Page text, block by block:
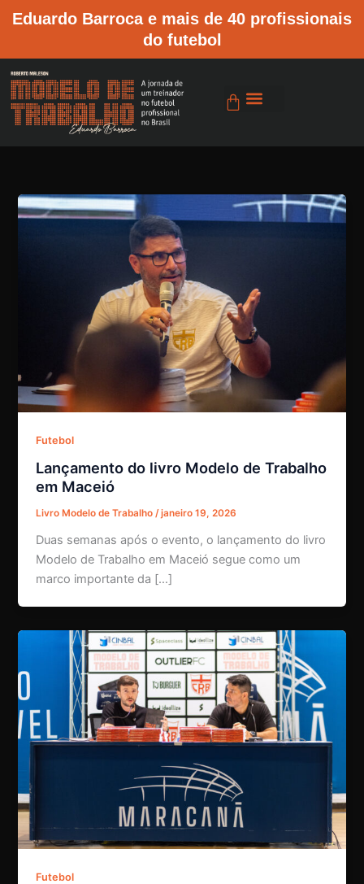
para
Eduardo Barroca e mais de 40 profissionais
do futebol
Cart
Futebol
Lançamento do livro Modelo de Trabalho
em Maceió
Livro Modelo de Trabalho/janeiro 19, 2026
Duas semanas após o evento, o lançamento do livro
Modelo de Trabalho em Maceió segue como um
marco importante da […]
Futebol